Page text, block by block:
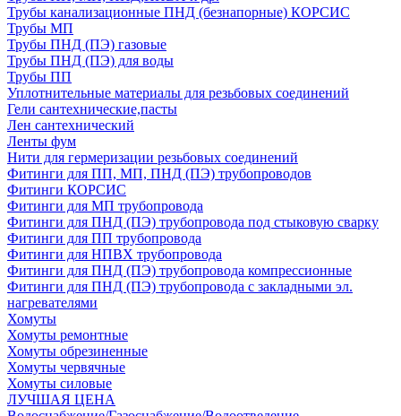
Трубы канализационные ПНД (безнапорные) КОРСИС
Трубы МП
Трубы ПНД (ПЭ) газовые
Трубы ПНД (ПЭ) для воды
Трубы ПП
Уплотнительные материалы для резьбовых соединений
Гели сантехнические,пасты
Лен сантехнический
Ленты фум
Нити для гермеризации резьбовых соединений
Фитинги для ПП, МП, ПНД (ПЭ) трубопроводов
Фитинги КОРСИС
Фитинги для МП трубопровода
Фитинги для ПНД (ПЭ) трубопровода под стыковую сварку
Фитинги для ПП трубопровода
Фитинги для НПВХ трубопровода
Фитинги для ПНД (ПЭ) трубопровода компрессионные
Фитинги для ПНД (ПЭ) трубопровода с закладными эл.
нагревателями
Хомуты
Хомуты ремонтные
Хомуты обрезиненные
Хомуты червячные
Хомуты силовые
ЛУЧШАЯ ЦЕНА